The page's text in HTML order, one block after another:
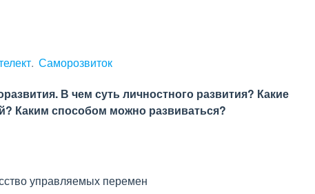
Саморозвиток
В чем суть личностного развития? Какие
Каким способом можно развиваться?
управляемых перемен